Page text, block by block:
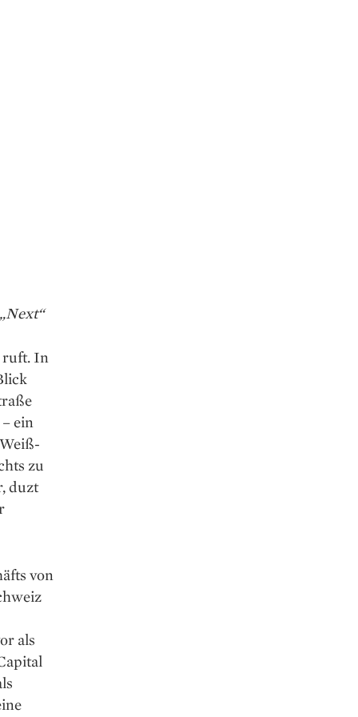
ruft. In
ein
zu
duzt
von
als